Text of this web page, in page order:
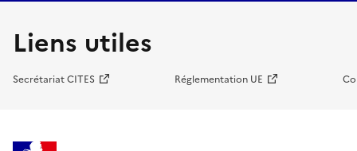
Liens utiles
Secrétariat CITES Réglementation UE